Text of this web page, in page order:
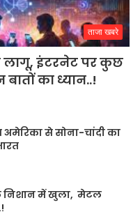
ताजा खबरे
इंटरनेट पर कुछ
का ध्यान..!
से सोना-चांदी का
निशान में खुला, मेटल